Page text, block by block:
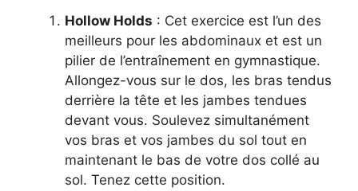
Hollow Holds : Cet exercice est l’un des
meilleurs pour les abdominaux et est un
pilier de l’entraînement en gymnastique.
Allongez-vous sur le dos, les bras tendus
derrière la tête et les jambes tendues
devant vous. Soulevez simultanément
vos bras et vos jambes du sol tout en
maintenant le bas de votre dos collé au
sol. Tenez cette position.